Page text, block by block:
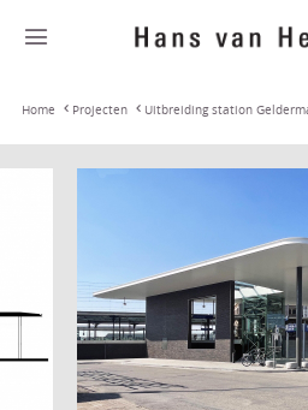
Home Projecten Uitbreiding station